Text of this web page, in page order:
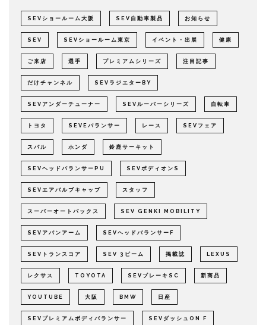
SEVショールーム大阪 SEV自動車製品 お知らせ
SEV SEVショールーム東京 イベント・出展 健康
ご来店 選手 プレミアムシリーズ 注目記事
だけチャンネル SEVラジエターBY
SEVアンダーチューナー SEVルーパーシリーズ 自転車
トヨタ SEVEバランサー レース SEVフェア
スバル ホンダ 鈴鹿サーキット
SEVヘッドバランサーPU SEVボディオンS
SEVエアバルブキャップ スタッフ
スーパーオートバックス SEV GENKI MOBILITY
SEVアバンアーム SEVヘッドバランサーF
SEVトランスコア SEV 3ビーム 掲載誌 LEXUS
レクサス TOYOTA SEVブレーキSC 新商品
YOUTUBE 大阪 BMW 日産
SEVプレミアムボディバランサー SEVダッシュON F